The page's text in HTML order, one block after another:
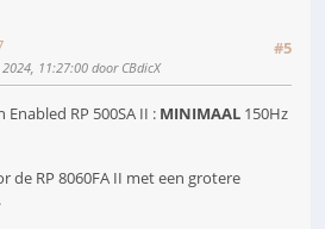
#5
11:27:00 door CBdicX
RP 500SA II : MINIMAAL 150Hz
de RP 8060FA II met een grotere